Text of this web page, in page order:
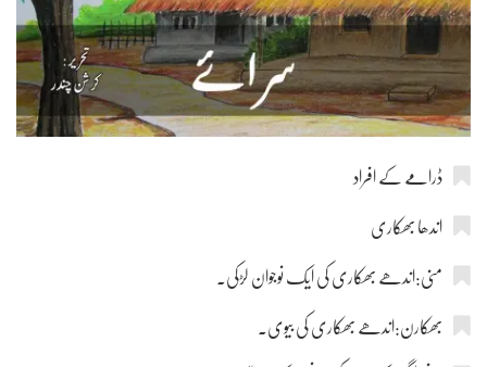
ڈرامے کے افراد
اندھا بھکاری
منی:اندھے بھکاری کی ایک نوجوان لڑکی۔
بھکارن:اندھے بھکاری کی بیوی۔